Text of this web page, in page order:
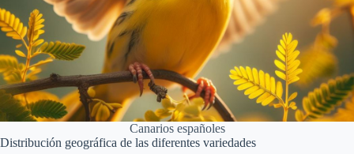
Canarios españoles
Distribución geográfica de las diferentes variedades